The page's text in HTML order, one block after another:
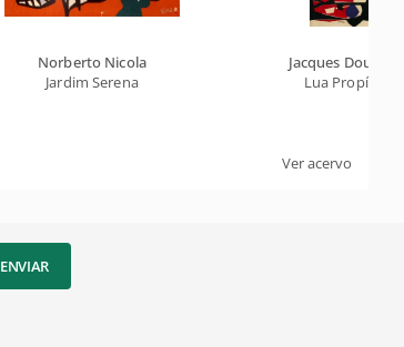
Norberto Nicola
Jardim Serena
Jacques Douchez
Lua Propícia
Ver acervo
ENVIAR